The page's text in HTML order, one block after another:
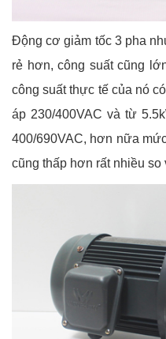
Động cơ giảm tốc 3 pha
rẻ hơn, công suất cũng
công suất thực tế của nó
áp 230/400VAC và từ
400/690VAC, hơn nữa
cũng thấp hơn rất nhiều